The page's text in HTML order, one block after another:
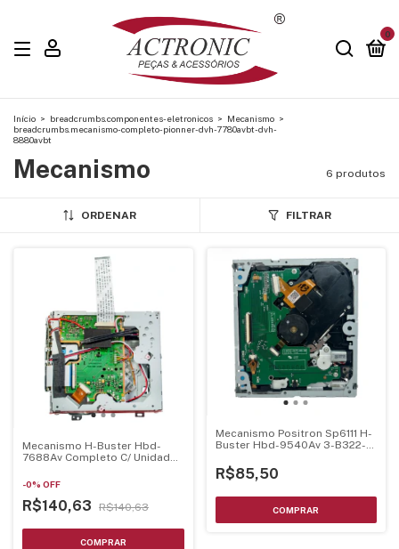
0
Início > breadcrumbs.componentes-eletronicos > Mecanismo >
breadcrumbs.mecanismo-completo-pionner-dvh-7780avbt-dvh-
8880avbt
Mecanismo 6 produtos
ORDENAR FILTRAR
Mecanismo H-Buster Hbd-
7688Av Completo C/ Unidade
-0% OFF
R$140,63 R$140,63
Mecanismo Positron Sp6111 H-
Buster Hbd-9540Av 3-B322-
Unidade Optica
R$85,50